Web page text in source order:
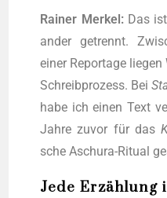
Rai­ner Mer­kel: Das
an­der getrennt.
einer Repor­ta­ge
Schreib­pro­zess. Bei
habe ich einen Text
Jah­re zuvor für das
sche Aschura-Ritu­al
Jede